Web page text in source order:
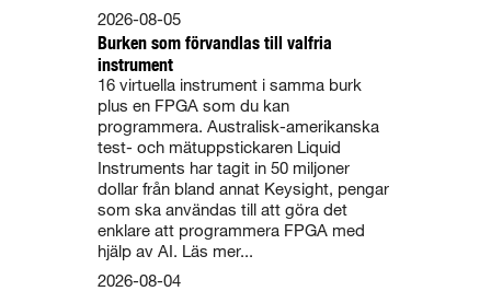
Burken som förvandlas till valfria
instrument
2026-08-05
16 virtuella instrument i samma burk
plus en FPGA som du kan
programmera. Australisk-amerikanska
test- och mätuppstickaren Liquid
Instruments har tagit in 50 miljoner
dollar från bland annat Keysight, pengar
som ska användas till att göra det
enklare att programmera FPGA med
hjälp av AI. Läs mer...
2026-08-04